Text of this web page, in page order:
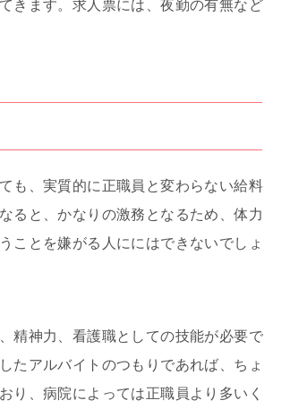
きます。求人票には、夜勤の有無など
も、実質的に正職員と変わらない給料
ると、かなりの激務となるため、体力
ことを嫌がる人ににはできないでしょ
精神力、看護職としての技能が必要で
たアルバイトのつもりであれば、ちょ
り、病院によっては正職員より多いく